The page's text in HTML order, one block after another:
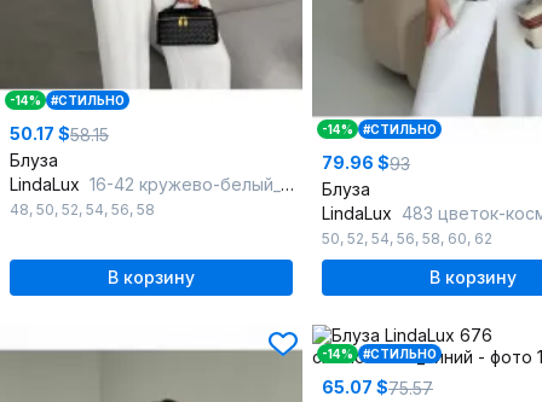
-14% #СТИЛЬНО
50.17 $58.15
Блуза
LindaLux 16-42 кружево-белый_черный_белый
48, 50, 52, 54, 56, 58
В корзину
-14% #СТИЛЬНО
79.96 $93
Блуза
LindaLux 483 цветок-
50, 52, 54, 56, 58, 60, 62
В корзину
-14% #СТИЛЬНО
65.07 $75.57